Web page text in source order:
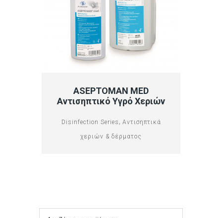
ASEPTOMAN MED
Αντισηπτικό Υγρό Χεριών
Disinfection Series , Αντισηπτικά
χεριών & δέρματος